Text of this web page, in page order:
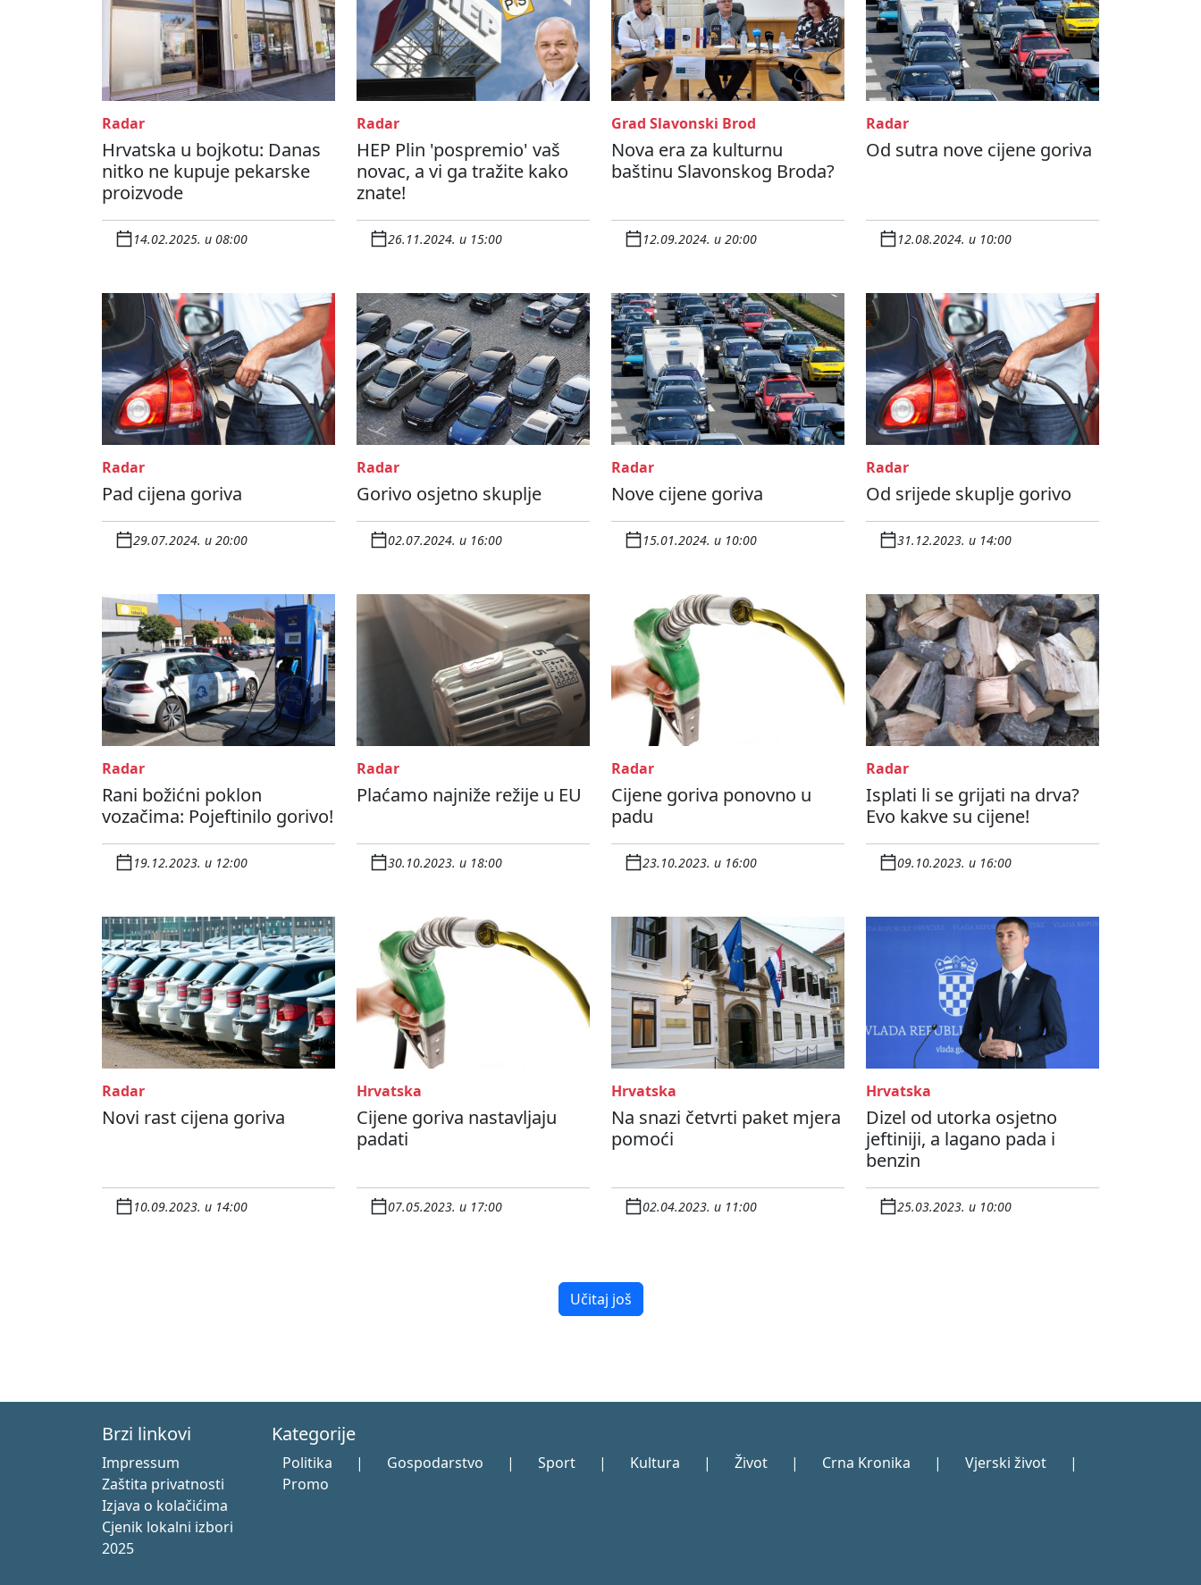
Radar
Hrvatska u bojkotu: Danas
nitko ne kupuje pekarske
proizvode
14.02.2025. u 08:00
Radar
HEP Plin 'pospremio' vaš
novac, a vi ga tražite kako
znate!
26.11.2024. u 15:00
Grad Slavonski Brod
Nova era za kulturnu
baštinu Slavonskog Broda?
12.09.2024. u 20:00
Radar
Od sutra nove cijene goriva
12.08.2024. u 10:00
Radar
Pad cijena goriva
29.07.2024. u 20:00
Radar
Gorivo osjetno skuplje
02.07.2024. u 16:00
Radar
Nove cijene goriva
15.01.2024. u 10:00
Radar
Od srijede skuplje gorivo
31.12.2023. u 14:00
Radar
Rani božićni poklon
vozačima: Pojeftinilo gorivo!
19.12.2023. u 12:00
Radar
Plaćamo najniže režije u EU
30.10.2023. u 18:00
Radar
Cijene goriva ponovno u
padu
23.10.2023. u 16:00
Radar
Isplati li se grijati na drva?
Evo kakve su cijene!
09.10.2023. u 16:00
Radar
Novi rast cijena goriva
10.09.2023. u 14:00
Hrvatska
Cijene goriva nastavljaju
padati
07.05.2023. u 17:00
Hrvatska
Na snazi četvrti paket mjera
pomoći
02.04.2023. u 11:00
Hrvatska
Dizel od utorka osjetno
jeftiniji, a lagano pada i
benzin
25.03.2023. u 10:00
Učitaj još
Brzi linkovi
Impressum
Zaštita privatnosti
Izjava o kolačićima
Cjenik lokalni izbori
2025
Kategorije
Politika | Gospodarstvo | Sport | Kultura | Život | Crna Kronika | Vjerski život
|
Promo